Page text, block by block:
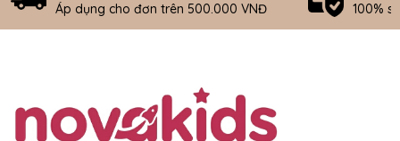
Áp dụng cho đơn trên 500.000 VNĐ 100%